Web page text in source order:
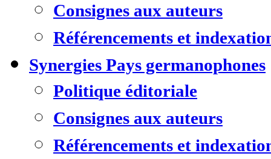
Consignes aux auteurs
Référencements et
Synergies Pays germanophones
Politique éditoriale
Consignes aux auteurs
Référencements et